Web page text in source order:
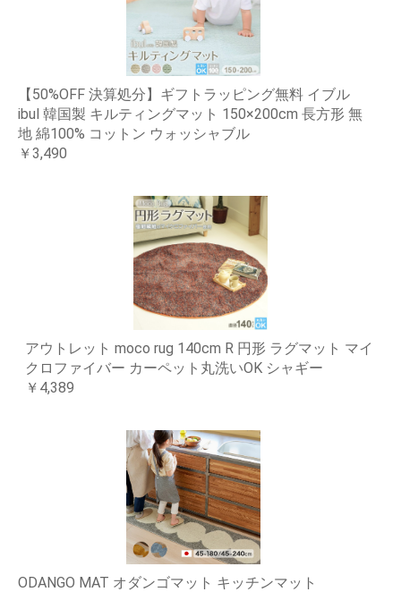
【50%OFF 決算処分】ギフトラッピング無料 イブル
ibul 韓国製 キルティングマット 150×200cm 長方形 無
地 綿100% コットン ウォッシャブル
￥3,490
アウトレット moco rug 140cm R 円形 ラグマット マイ
クロファイバー カーペット丸洗いOK シャギー
￥4,389
ODANGO MAT オダンゴマット キッチンマット